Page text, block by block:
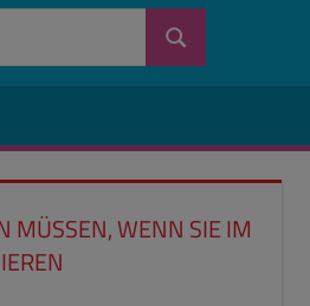
Suchen
MÜSSEN, WENN SIE IM